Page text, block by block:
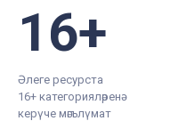
16+
Әлеге ресурста
16+ категорияләренә
керүче мәгълүмат